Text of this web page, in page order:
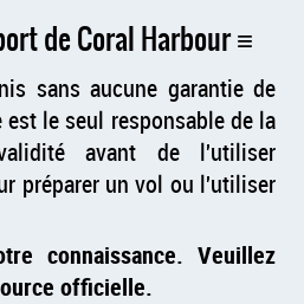
de Coral Harbour
sans aucune garantie de
le seul responsable de la
avant de l'utiliser
préparer un vol ou l'utiliser
connaissance. Veuillez
officielle.